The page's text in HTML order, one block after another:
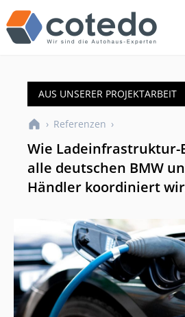
AUS UNSERER PROJEKTARBEIT
› Referenzen ›
Wie
alle deutschen BMW
Händler koordiniert